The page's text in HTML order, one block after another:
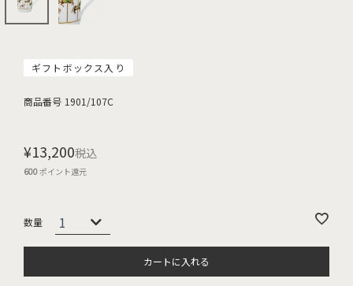
ギフトボックス入り
商品番号 1901/107C
¥13,200税込
600ポイント還元
カートに入れる